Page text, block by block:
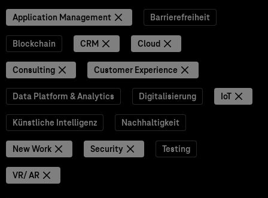
Application Management Barrierefreiheit
Blockchain CRM Cloud
Consulting Customer Experience
Data Platform & Analytics Digitalisierung IoT
Künstliche Intelligenz Nachhaltigkeit
New Work Security Testing
VR/ AR